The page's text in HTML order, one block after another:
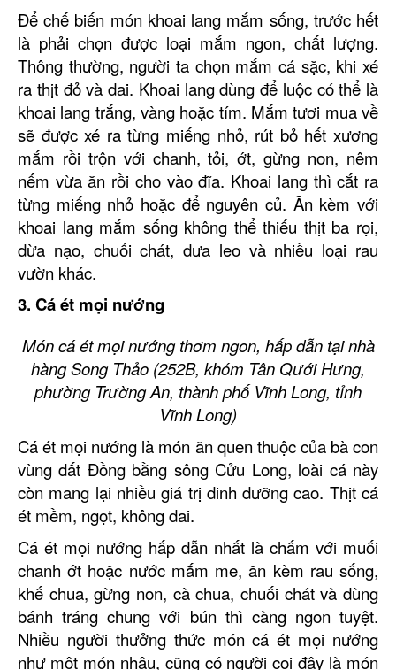
Để chế biến món khoai lang mắm sống, trước hết
là phải chọn được loại mắm ngon, chất lượng.
Thông thường, người ta chọn mắm cá sặc, khi xé
ra thịt đỏ và dai. Khoai lang dùng để luộc có thể là
khoai lang trắng, vàng hoặc tím. Mắm tươi mua về
sẽ được xé ra từng miếng nhỏ, rút bỏ hết xương
mắm rồi trộn với chanh, tỏi, ớt, gừng non, nêm
nếm vừa ăn rồi cho vào đĩa. Khoai lang thì cắt ra
từng miếng nhỏ hoặc để nguyên củ. Ăn kèm với
khoai lang mắm sống không thể thiếu thịt ba rọi,
dừa nạo, chuối chát, dưa leo và nhiều loại rau
vườn khác.
3. Cáét mọi nướng
Món cáét mọi nướng thơm ngon, hấp dẫn tại nhà
hàng Song Thảo (252B, khóm Tân Qưới Hưng,
phường Trường An, thành phố Vĩnh Long, tỉnh
Vĩnh Long)
Cáét mọi nướng là món ăn quen thuộc của bà con
vùng đất Đồng bằng sông Cửu Long, loài cá này
còn mang lại nhiều giá trị dinh dưỡng cao. Thịt cá
ét mềm, ngọt, không dai.
Cá ét mọi nướng hấp dẫn nhất là chấm với muối
chanh ớt hoặc nước mắm me, ăn kèm rau sống,
khế chua, gừng non, cà chua, chuối chát và dùng
bánh tráng chung với bún thì càng ngon tuyệt.
Nhiều người thưởng thức món cáét mọi nướng
như một món nhậu, cũng có người coi đây là món